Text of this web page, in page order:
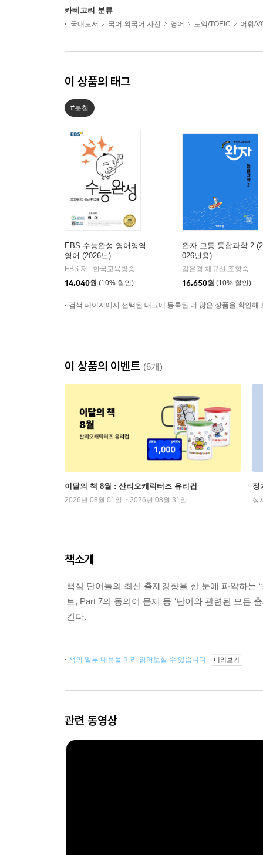
카테고리 분류
국내도서 국어 외국어 사전 영어 토익/TOEIC 어휘/
이 상품의 태그
#분철
EBS 수능완성 영어영역
영어 (2026년)
EBS 저
한국교육방송공사
14,040원 (10% 할인)
완자 고등 통합과학 2 (2
026년용)
김은경,채규선,조향숙 등저
16,650원 (10% 할인)
검색 페이지에서 선택된 태그에 등록된 더 많은 상품을 확인해
이 상품의 이벤트 (6개)
이달의 책 8월 : 산리오캐릭터즈 유리컵
2026년 08월 01일 ~ 2026년 08월 31일
정
상
책소개
핵심 단어들의 최신 출제경향을 한 눈에 파악하는
트, Part 7의 동의어 문제 등 ‘단어와 관련된 모든
킨다.
책의 일부 내용을 미리 읽어보실 수 있습니다. 미리보기
관련 동영상